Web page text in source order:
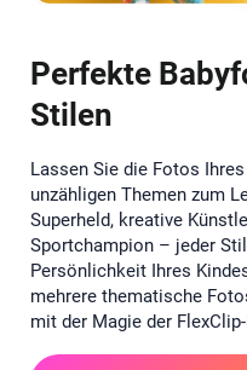
Perfekte
Stilen
Lassen Sie die Fotos
unzähligen Themen zum
Superheld, kreative
Sportchampion – jeder
Persönlichkeit Ihres
mehrere thematische
mit der Magie der